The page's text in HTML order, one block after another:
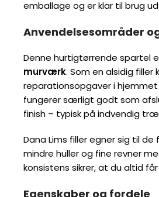
forberedelse.
Anvendelsesområder og
Denne hurtigtørrende spartel er
en alsidig filler kan produktet
eller på arbejdspladsen.
hvor der ønskes en glat finish –
fine revner med stor præcision.
rette viskositet til optimal påføring.